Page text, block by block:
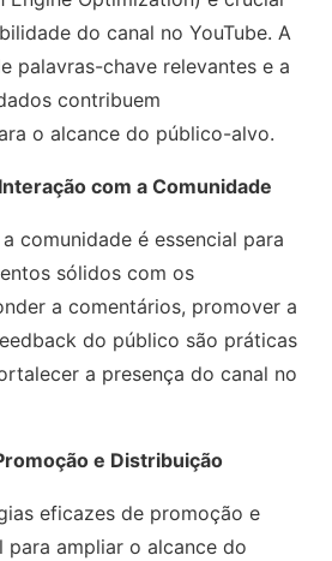
do canal no YouTube. A
palavras-chave relevantes e a
contribuem
o alcance do público-alvo.
com a Comunidade
comunidade é essencial para
sólidos com os
a comentários, promover a
do público são práticas
a presença do canal no
e Distribuição
eficazes de promoção e
ampliar o alcance do